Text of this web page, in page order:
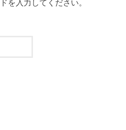
を入力してください。